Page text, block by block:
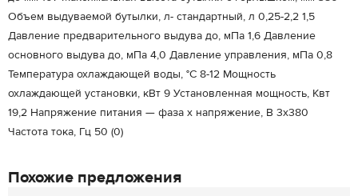
Объем выдуваемой бутылки, л- стандартный, л 0,25-2,2 1,5
Давление предварительного выдува до, мПа 1,6 Давление
основного выдува до, мПа 4,0 Давление управления, мПа 0,8
Температура охлаждающей воды, °С 8-12 Мощность
охлаждающей установки, кВт 9 Установленная мощность, Квт
19,2 Напряжение питания — фаза х напряжение, В 3х380
Частота тока, Гц 50 (0)
Похожие предложения